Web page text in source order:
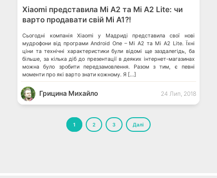
Xiaomi представила Mi A2 та Mi A2 Lite: чи
варто продавати свій Mi A1?!
Сьогодні компанія Xiaomi у Мадриді представила свої нові
мудрофони від програми Android One – Mi A2 та Mi A2 Lite. Їхні
ціни та технічні характеристики були відомі ще заздалегідь, ба
більше, за кілька діб до презентації в деяких інтернет-магазинах
можна було зробити передзамовлення. Разом з тим, є певні
моменти про які варто знати кожному. Я […]
Грицина Михайло 24 Лип, 2018
Пагінація
записів
1 2 3 Далі